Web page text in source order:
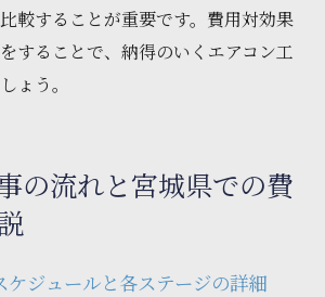
較することが重要です。費用対効果
することで、納得のいくエアコン工
ょう。
の流れと宮城県での費
ケジュールと各ステージの詳細